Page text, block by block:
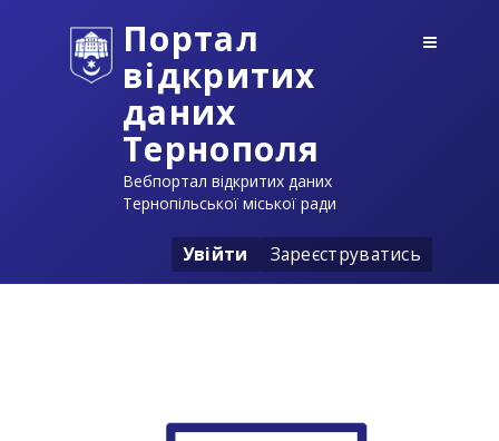
Портал
відкритих
даних
Тернополя
Вебпортал відкритих даних
Тернопільської міської ради
Увійти Зареєструватись